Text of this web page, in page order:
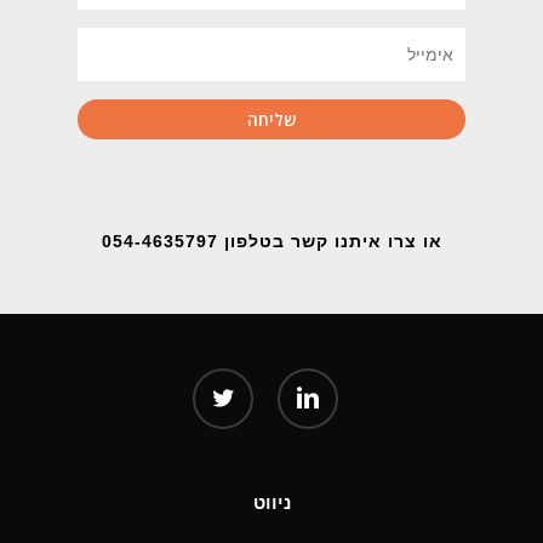
או צרו איתנו קשר בטלפון 054-4635797
twitter linkedin
ניווט